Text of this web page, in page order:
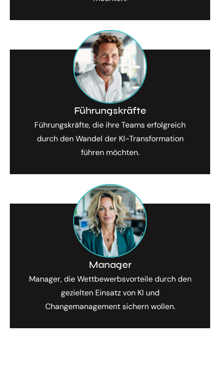
Führungskräfte
Führungskräfte, die ihre Teams erfolgreich
durch den Wandel der KI-Transformation
führen möchten.
Manager
Manager, die Wettbewerbsvorteile durch den
gezielten Einsatz von KI und
Changemanagement sichern wollen.